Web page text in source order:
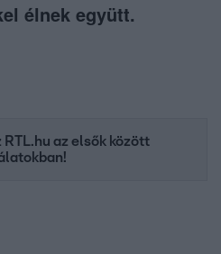
élnek együtt.
az elsők között